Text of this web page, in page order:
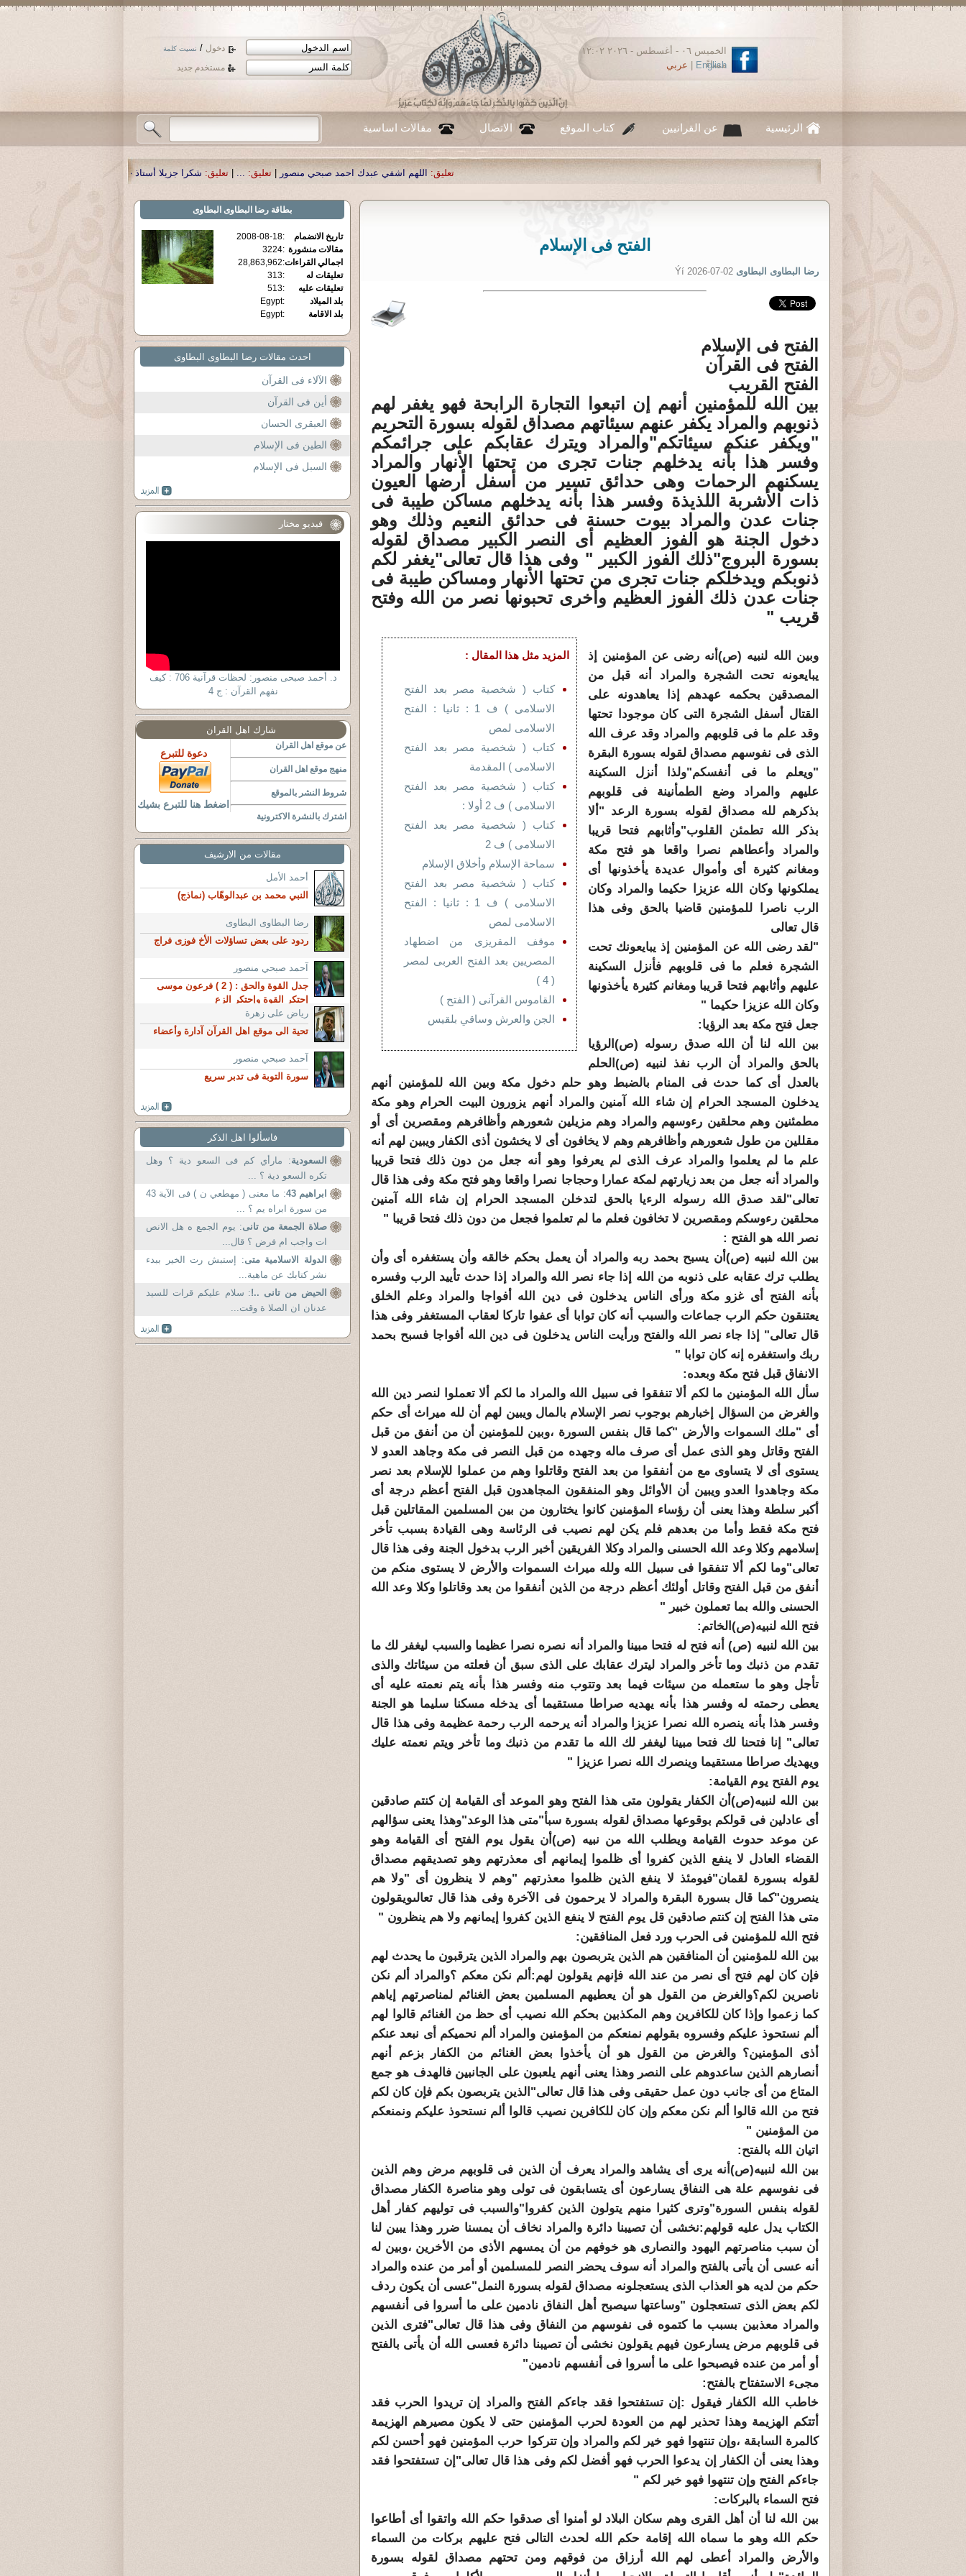
دخول / نسيت كلمة
مستخدم جديد
الخميس ٠٦ - أغسطس - ٢٠٢٦ ١٢:٠٢
مساءً
English عربي
الرئيسية عن القرانيين كتاب الموقع الاتصال مقالات اساسية
اللهم اشفي عبدك احمد صبحي منصور|تعليق: ... تعليق: شكرا جزيلا أستاذ حمد الحمد .أكرمكم الله .|تعليق:
الفتح فى الإسلام
رضا البطاوى البطاوى Ýí 2026-07-02
الفتح فى الإسلام
الفتح فى القرآن
الفتح القريب
بين الله للمؤمنين أنهم إن اتبعوا التجارة الرابحة فهو يغفر لهم
ذنوبهم والمراد يكفر عنهم سيئاتهم مصداق لقوله بسورة التحريم
"ويكفر عنكم سيئاتكم"والمراد ويترك عقابكم على جرائمكم
وفسر هذا بأنه يدخلهم جنات تجرى من تحتها الأنهار والمراد
يسكنهم الرحمات وهى حدائق تسير من أسفل أرضها العيون
ذات الأشربة اللذيذة وفسر هذا بأنه يدخلهم مساكن طيبة فى
جنات عدن والمراد بيوت حسنة فى حدائق النعيم وذلك وهو
دخول الجنة هو الفوز العظيم أى النصر الكبير مصداق لقوله
بسورة البروج"ذلك الفوز الكبير " وفى هذا قال تعالى"يغفر لكم
ذنوبكم ويدخلكم جنات تجرى من تحتها الأنهار ومساكن طيبة فى
جنات عدن ذلك الفوز العظيم وأخرى تحبونها نصر من الله وفتح
قريب "
المزيد مثل هذا المقال :
كتاب ( شخصية مصر بعد الفتح
الاسلامى ) ف 1 : ثانيا : الفتح
الاسلامى لمص
كتاب ( شخصية مصر بعد الفتح
الاسلامى ) المقدمة
كتاب ( شخصية مصر بعد الفتح
الاسلامى ) ف 2 أولا :
كتاب ( شخصية مصر بعد الفتح
الاسلامى ) ف 2
سماحة الإسلام وأخلاق الإسلام
كتاب ( شخصية مصر بعد الفتح
الاسلامى ) ف 1 : ثانيا : الفتح
الاسلامى لمص
موقف المقريزى من اضطهاد
المصريين بعد الفتح العربى لمصر
( 4 )
القاموس القرآنى ( الفتح )
الجن والعرش وساقي بلقيس
وبين الله لنبيه (ص)أنه رضى عن المؤمنين إذ
يبايعونه تحت الشجرة والمراد أنه قبل من
المصدقين بحكمه عهدهم إذا يعاهدونه على
القتال أسفل الشجرة التى كان موجودا تحتها
وقد علم ما فى قلوبهم والمراد وقد عرف الله
الذى فى نفوسهم مصداق لقوله بسورة البقرة
"ويعلم ما فى أنفسكم"ولذا أنزل السكينة
عليهم والمراد وضع الطمأنينة فى قلوبهم
بذكرهم لله مصداق لقوله بسورة الرعد "ألا
بذكر الله تطمئن القلوب"وأثابهم فتحا قريبا
والمراد وأعطاهم نصرا واقعا هو فتح مكة
ومغانم كثيرة أى وأموال عديدة يأخذونها أى
يملكونها وكان الله عزيزا حكيما والمراد وكان
الرب ناصرا للمؤمنين قاضيا بالحق وفى هذا
قال تعالى
"لقد رضى الله عن المؤمنين إذ يبايعونك تحت
الشجرة فعلم ما فى قلوبهم فأنزل السكينة
عليهم وأثابهم فتحا قريبا ومغانم كثيرة يأخذونها
وكان الله عزيزا حكيما "
جعل فتح مكة بعد الرؤيا:
بين الله لنا أن الله صدق رسوله (ص)الرؤيا
بالحق والمراد أن الرب نفذ لنبيه (ص)الحلم
بالعدل أى كما حدث فى المنام بالضبط وهو حلم دخول مكة وبين الله للمؤمنين أنهم
يدخلون المسجد الحرام إن شاء الله آمنين والمراد أنهم يزورون البيت الحرام وهو مكة
مطمئنين وهم محلقين رءوسهم والمراد وهم مزيلين شعورهم وأظافرهم ومقصرين أى أو
مقللين من طول شعورهم وأظافرهم وهم لا يخافون أى لا يخشون أذى الكفار ويبين لهم أنه
علم ما لم يعلموا والمراد عرف الذى لم يعرفوا وهو أنه جعل من دون ذلك فتحا قريبا
والمراد أنه جعل من بعد زيارتهم لمكة عمارا وحجاجا نصرا واقعا وهو فتح مكة وفى هذا قال
تعالى"لقد صدق الله رسوله الرءيا بالحق لتدخلن المسجد الحرام إن شاء الله آمنين
محلقين رءوسكم ومقصرين لا تخافون فعلم ما لم تعلموا فجعل من دون ذلك فتحا قريبا "
نصر الله هو الفتح :
بين الله لنبيه (ص)أن يسبح بحمد ربه والمراد أن يعمل بحكم خالقه وأن يستغفره أى وأن
يطلب ترك عقابه على ذنوبه من الله إذا جاء نصر الله والمراد إذا حدث تأييد الرب وفسره
بأنه الفتح أى غزو مكة ورأى الناس يدخلون فى دين الله أفواجا والمراد وعلم الخلق
يعتنقون حكم الرب جماعات والسبب أنه كان توابا أى عفوا تاركا لعقاب المستغفر وفى هذا
قال تعالى" إذا جاء نصر الله والفتح ورأيت الناس يدخلون فى دين الله أفواجا فسبح بحمد
ربك واستغفره إنه كان توابا "
الانفاق قبل فتح مكة وبعده:
سأل الله المؤمنين ما لكم ألا تنفقوا فى سبيل الله والمراد ما لكم ألا تعملوا لنصر دين الله
والغرض من السؤال إخبارهم بوجوب نصر الإسلام بالمال ويبين لهم أن لله ميراث أى حكم
أى "ملك السموات والأرض "كما قال بنفس السورة ،وبين للمؤمنين أن من أنفق من قبل
الفتح وقاتل وهو الذى عمل أى صرف ماله وجهده من قبل النصر فى مكة وجاهد العدو لا
يستوى أى لا يتساوى مع من أنفقوا من بعد الفتح وقاتلوا وهم من عملوا للإسلام بعد نصر
مكة وجاهدوا العدو ويبين أن الأوائل وهو المنفقون المجاهدون قبل الفتح أعظم درجة أى
أكبر سلطة وهذا يعنى أن رؤساء المؤمنين كانوا يختارون من بين المسلمين المقاتلين قبل
فتح مكة فقط وأما من بعدهم فلم يكن لهم نصيب فى الرئاسة وهى القيادة بسبب تأخر
إسلامهم وكلا وعد الله الحسنى والمراد وكلا الفريقين أخبر الرب بدخول الجنة وفى هذا قال
تعالى"وما لكم ألا تنفقوا فى سبيل الله ولله ميراث السموات والأرض لا يستوى منكم من
أنفق من قبل الفتح وقاتل أولئك أعظم درجة من الذين أنفقوا من بعد وقاتلوا وكلا وعد الله
الحسنى والله بما تعملون خبير "
فتح الله لنبيه(ص)الخاتم:
بين الله لنبيه (ص) أنه فتح له فتحا مبينا والمراد أنه نصره نصرا عظيما والسبب ليغفر لك ما
تقدم من ذنبك وما تأخر والمراد ليترك عقابك على الذى سبق أن فعلته من سيئاتك والذى
تأجل وهو ما ستعمله من سيئات فيما بعد وتتوب منه وفسر هذا بأنه يتم نعمته عليه أى
يعطى رحمته له وفسر هذا بأنه يهديه صراطا مستقيما أى يدخله مسكنا سليما هو الجنة
وفسر هذا بأنه ينصره الله نصرا عزيزا والمراد أنه يرحمه الرب رحمة عظيمة وفى هذا قال
تعالى" إنا فتحنا لك فتحا مبينا ليغفر لك الله ما تقدم من ذنبك وما تأخر ويتم نعمته عليك
ويهديك صراطا مستقيما وينصرك الله نصرا عزيزا "
يوم الفتح يوم القيامة:
بين الله لنبيه(ص)أن الكفار يقولون متى هذا الفتح وهو الموعد أى القيامة إن كنتم صادقين
أى عادلين فى قولكم بوقوعها مصداق لقوله بسورة سبأ"متى هذا الوعد"وهذا يعنى سؤالهم
عن موعد حدوث القيامة ويطلب الله من نبيه (ص)أن يقول يوم الفتح أى القيامة وهو
القضاء العادل لا ينفع الذين كفروا أى ظلموا إيمانهم أى معذرتهم وهو تصديقهم مصداق
لقوله بسورة لقمان"فيومئذ لا ينفع الذين ظلموا معذرتهم "وهم لا ينظرون أى "ولا هم
ينصرون"كما قال بسورة البقرة والمراد لا يرحمون فى الآخرة وفى هذا قال تعالىويقولون
متى هذا الفتح إن كنتم صادقين قل يوم الفتح لا ينفع الذين كفروا إيمانهم ولا هم ينظرون "
فتح الله للمؤمنين فى الحرب ورد فعل المنافقين:
بين الله للمؤمنين أن المنافقين هم الذين يتربصون بهم والمراد الذين يترقبون ما يحدث لهم
فإن كان لهم فتح أى نصر من عند الله فإنهم يقولون لهم:ألم نكن معكم ؟والمراد ألم نكن
ناصرين لكم؟والغرض من القول هو أن يعطيهم المسلمين بعض الغنائم لمناصرتهم إياهم
كما زعموا وإذا كان للكافرين وهم المكذبين بحكم الله نصيب أى حظ من الغنائم قالوا لهم
ألم نستحوذ عليكم وفسروه بقولهم نمنعكم من المؤمنين والمراد ألم نحميكم أى نبعد عنكم
أذى المؤمنين؟ والغرض من القول هو أن يأخذوا بعض الغنائم من الكفار بزعم أنهم
أنصارهم الذين ساعدوهم على النصر وهذا يعنى أنهم يلعبون على الجانبين فالهدف هو جمع
المتاع من أى جانب دون عمل حقيقى وفى هذا قال تعالى"الذين يتربصون بكم فإن كان لكم
فتح من الله قالوا ألم نكن معكم وإن كان للكافرين نصيب قالوا ألم نستحوذ عليكم ونمنعكم
من المؤمنين "
اتيان الله بالفتح:
بين الله لنبيه(ص)أنه يرى أى يشاهد والمراد يعرف أن الذين فى قلوبهم مرض وهم الذين
فى نفوسهم علة هى النفاق يسارعون أى يتسابقون فى تولى وهو مناصرة الكفار مصداق
لقوله بنفس السورة"وترى كثيرا منهم يتولون الذين كفروا"والسبب فى توليهم كفار أهل
الكتاب يدل عليه قولهم:نخشى أن تصيبنا دائرة والمراد نخاف أن يمسنا ضرر وهذا يبين لنا
أن سبب مناصرتهم اليهود والنصارى هو خوفهم من أن يمسهم الأذى من الأخرين ،وبين له
أنه عسى أن يأتى بالفتح والمراد أنه سوف يحضر النصر للمسلمين أو أمر من عنده والمراد
حكم من لديه هو العذاب الذى يستعجلونه مصداق لقوله بسورة النمل"عسى أن يكون ردف
لكم بعض الذى تستعجلون "وساعتها سيصبح أهل النفاق نادمين على ما أسروا فى أنفسهم
والمراد معذبين بسبب ما كتموه فى نفوسهم من النفاق وفى هذا قال تعالى"فترى الذين
فى قلوبهم مرض يسارعون فيهم يقولون نخشى أن تصيبنا دائرة فعسى الله أن يأتى بالفتح
أو أمر من عنده فيصبحوا على ما أسروا فى أنفسهم نادمين"
مجىء الاستفتاح بالفتح:
خاطب الله الكفار فيقول :إن تستفتحوا فقد جاءكم الفتح والمراد إن تريدوا الحرب فقد
أتتكم الهزيمة وهذا تحذير لهم من العودة لحرب المؤمنين حتى لا يكون مصيرهم الهزيمة
كالمرة السابقة ،وإن تنتهوا فهو خير لكم والمراد وإن تتركوا حرب المؤمنين فهو أحسن لكم
وهذا يعنى أن الكفار إن يدعوا الحرب فهو أفضل لكم وفى هذا قال تعالى"إن تستفتحوا فقد
جاءكم الفتح وإن تنتهوا فهو خير لكم "
فتح السماء بالبركات:
بين الله لنا أن أهل القرى وهم سكان البلاد لو أمنوا أى صدقوا حكم الله واتقوا أى أطاعوا
حكم الله وهو ما سماه الله إقامة حكم الله لحدث التالى فتح عليهم بركات من السماء
والأرض والمراد أعطى لهم الله أرزاق من فوقهم ومن تحتهم مصداق لقوله بسورة
بطاقة رضا البطاوى البطاوى
تاريخ الانضمام :
2008-08-18
مقالات منشورة :
3224
اجمالي القراءات:
28,863,962
تعليقات له
:
313
تعليقات عليه
:
513
بلد الميلاد
:
Egypt
بلد الاقامة
:
Egypt
احدث مقالات رضا البطاوى البطاوى
الآلاء فى القرآن
أين فى القرآن
العبقرى الحسان
الطين فى الإسلام
السبل فى الإسلام
فيديو مختار
د. أحمد صبحى منصور: لحظات قرآنية 706 : كيف
نفهم القرآن : ج 4
شارك اهل القران
عن موقع اهل القران
منهج موقع اهل القران
شروط النشر بالموقع
اشترك بالنشرة الاكترونية
دعوة للتبرع
اضغط هنا للتبرع بشيك
مقالات من الارشيف
أحمد الأمل
النبي محمد بن عبدالوهّاب (نماذج)
رضا البطاوى البطاوى
ردود على بعض تساؤلات الأخ فوزى فراج
آحمد صبحي منصور
جدل القوة والحق : ( 2 ) فرعون موسى
إحتكر القوة وإحتكر الزع
رياض على زهرة
تحية الى موقع اهل القرآن آدارة وأعضاء
آحمد صبحي منصور
سورة التوبة فى تدبر سريع
فاسألوا اهل الذكر
السعودية: مارأي كم فى السعو دية ؟ وهل
تكره السعو دية ؟ ...
ابراهيم 43
: ما معنى ( مهطعي ن ) فى الآية 43
من سورة ابراه يم ؟ ...
صلاة الجمعة من تانى: يوم الجمع ه هل الانص
ات واجب ام فرض ؟ قال...
الدولة الاسلامية متى: إستبش رت الخير ببدء
نشر كتابك عن ماهية...
الحيض من تانى ..!: سلام عليكم قرات للسيد
عدنان ان الصلا ة وقت...